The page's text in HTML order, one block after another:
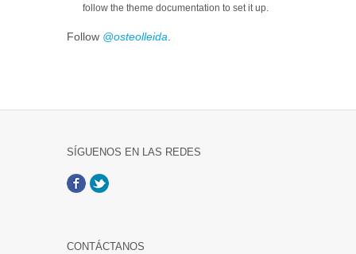
follow the theme documentation to set it up.
Follow @osteolleida
SÍGUENOS EN LAS REDES
Facebook
CONTÁCTANOS